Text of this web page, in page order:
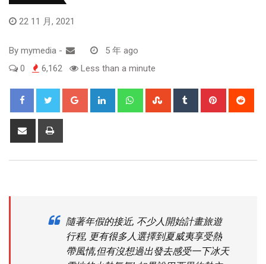
22 11 月, 2021
By mymedia -
5 年 ago
0
6,162 Less than a minute
隨著年假的接近, 不少人開始計畫旅遊
行程, 更有很多人選擇到夏威夷享受熱
帶風情,但有沒想過出發去感受一下冰天